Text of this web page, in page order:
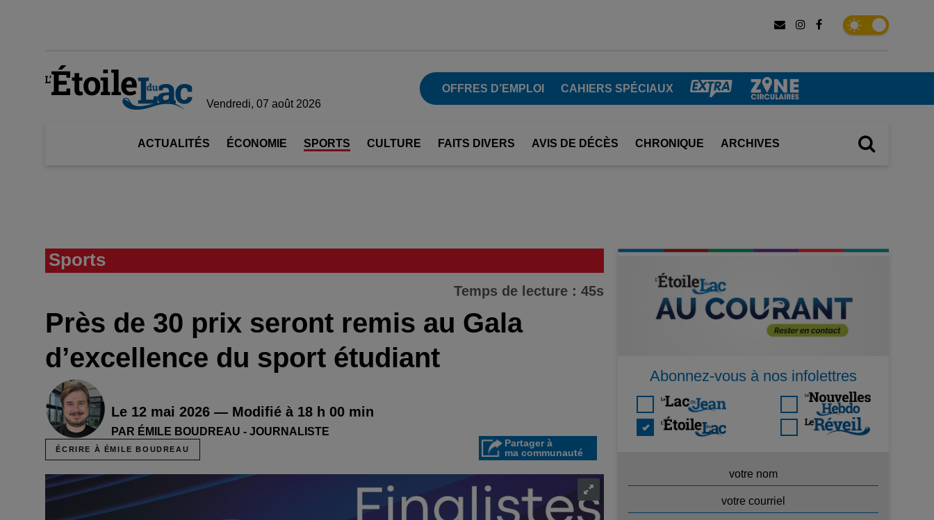
Vendredi, 07 août 2026
OFFRES D’EMPLOI CAHIERS SPÉCIAUX
ACTUALITÉS ÉCONOMIE SPORTS CULTURE FAITS DIVERS AVIS DE DÉCÈS CHRONIQUE ARCHIVES
Sports
Temps de lecture : 45s
Près de 30 prix seront remis au Gala
d’excellence du sport étudiant
Le 12 mai 2026 — Modifié à 18 h 00 min
PAR ÉMILE BOUDREAU - JOURNALISTE
ÉCRIRE À ÉMILE BOUDREAU
Partager à
ma communauté
Abonnez-vous à nos infolettres